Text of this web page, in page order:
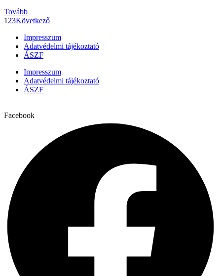
Tovább
123Következő
Impresszum
Adatvédelmi tájékoztató
ÁSZF
Impresszum
Adatvédelmi tájékoztató
ÁSZF
Facebook